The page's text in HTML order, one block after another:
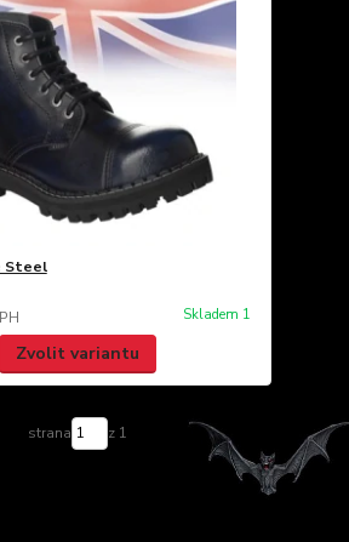
Steel
Skladem 1
Zvolit variantu
strana z 1